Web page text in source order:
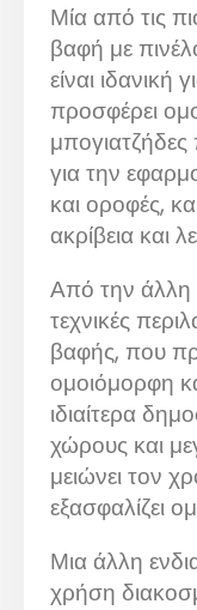
Μία από τις
βαφή με
είναι ιδανική
προσφέρει
για την
και οροφές,
ακρίβεια και
Από την άλλη
τεχνικές
βαφής, που
ομοιόμορφη
ιδιαίτερα
χώρους και
μειώνει τον
εξασφαλίζει
Μια άλλη
χρήση